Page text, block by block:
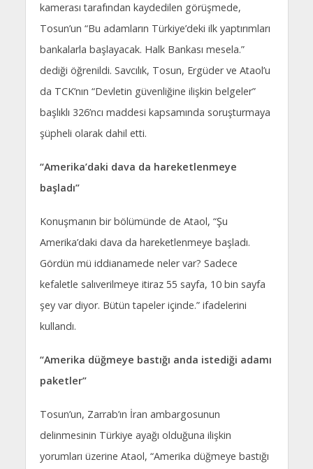
kamerası tarafından kaydedilen görüşmede,
Tosun’un “Bu adamların Türkiye’deki ilk yaptırımları
bankalarla başlayacak. Halk Bankası mesela.”
dediği öğrenildi. Savcılık, Tosun, Ergüder ve Ataol’u
da TCK’nın “Devletin güvenliğine ilişkin belgeler”
başlıklı 326’ncı maddesi kapsamında soruşturmaya
şüpheli olarak dahil etti.
“Amerika’daki dava da hareketlenmeye
başladı”
Konuşmanın bir bölümünde de Ataol, “Şu
Amerika’daki dava da hareketlenmeye başladı.
Gördün mü iddianamede neler var? Sadece
kefaletle salıverilmeye itiraz 55 sayfa, 10 bin sayfa
şey var diyor. Bütün tapeler içinde.” ifadelerini
kullandı.
“Amerika düğmeye bastığı anda istediği adamı
paketler”
Tosun’un, Zarrab’ın İran ambargosunun
delinmesinin Türkiye ayağı olduğuna ilişkin
yorumları üzerine Ataol, “Amerika düğmeye bastığı